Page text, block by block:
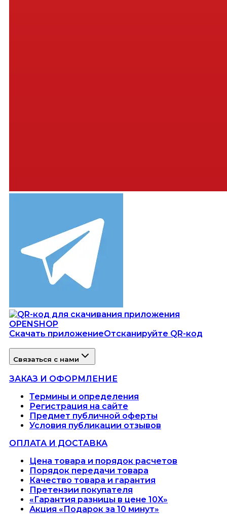
Скачать приложениеОтсканируйте QR-код
Связаться с нами
ЗАКАЗ И ОФОРМЛЕНИЕ
Термины и определения
Регистрация на сайте
Предмет публичной оферты
Условия публикации отзывов
ОПЛАТА И ДОСТАВКА
Цена товара и порядок расчетов
Порядок передачи товара
Качество товара и гарантия
Претензии покупателя
«Гарантия разницы в цене 10X»
Акция «Подарок за 10 минут»